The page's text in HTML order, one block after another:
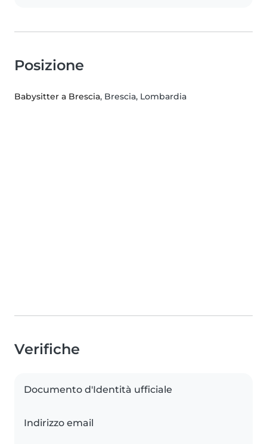
Posizione
Babysitter a Brescia, Brescia, Lombardia
Verifiche
Documento d'Identità ufficiale
Indirizzo email